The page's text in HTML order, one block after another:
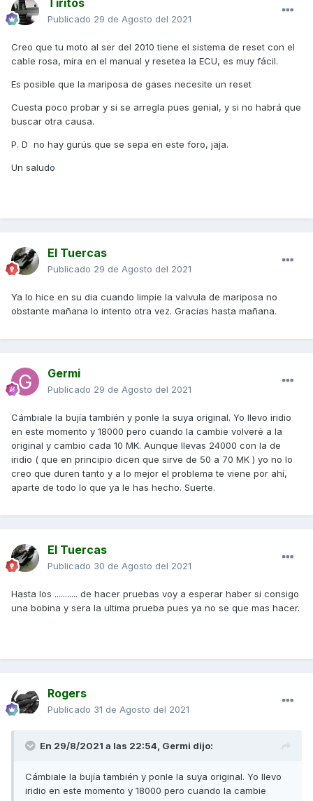
Tiritos
Publicado 29 de Agosto del 2021
Creo que tu moto al ser del 2010 tiene el sistema de reset con el
cable rosa, mira en el manual y resetea la ECU, es muy fácil.
Es posible que la mariposa de gases necesite un reset
Cuesta poco probar y si se arregla pues genial, y si no habrá que
buscar otra causa.
P. D no hay gurús que se sepa en este foro, jaja.
Un saludo
El Tuercas
Publicado 29 de Agosto del 2021
Ya lo hice en su dia cuando limpie la valvula de mariposa no
obstante mañana lo intento otra vez. Gracias hasta mañana.
Germi
Publicado 29 de Agosto del 2021
Cámbiale la bujía también y ponle la suya original. Yo llevo iridio
en este momento y 18000 pero cuando la cambie volveré a la
original y cambio cada 10 MK. Aunque llevas 24000 con la de
iridio ( que en principio dicen que sirve de 50 a 70 MK ) yo no lo
creo que duren tanto y a lo mejor el problema te viene por ahí,
aparte de todo lo que ya le has hecho. Suerte.
El Tuercas
Publicado 30 de Agosto del 2021
Hasta los ........... de hacer pruebas voy a esperar haber si consigo
una bobina y sera la ultima prueba pues ya no se que mas hacer.
Rogers
Publicado 31 de Agosto del 2021
En 29/8/2021 a las 22:54, Germi dijo:
Cámbiale la bujía también y ponle la suya original. Yo llevo
iridio en este momento y 18000 pero cuando la cambie